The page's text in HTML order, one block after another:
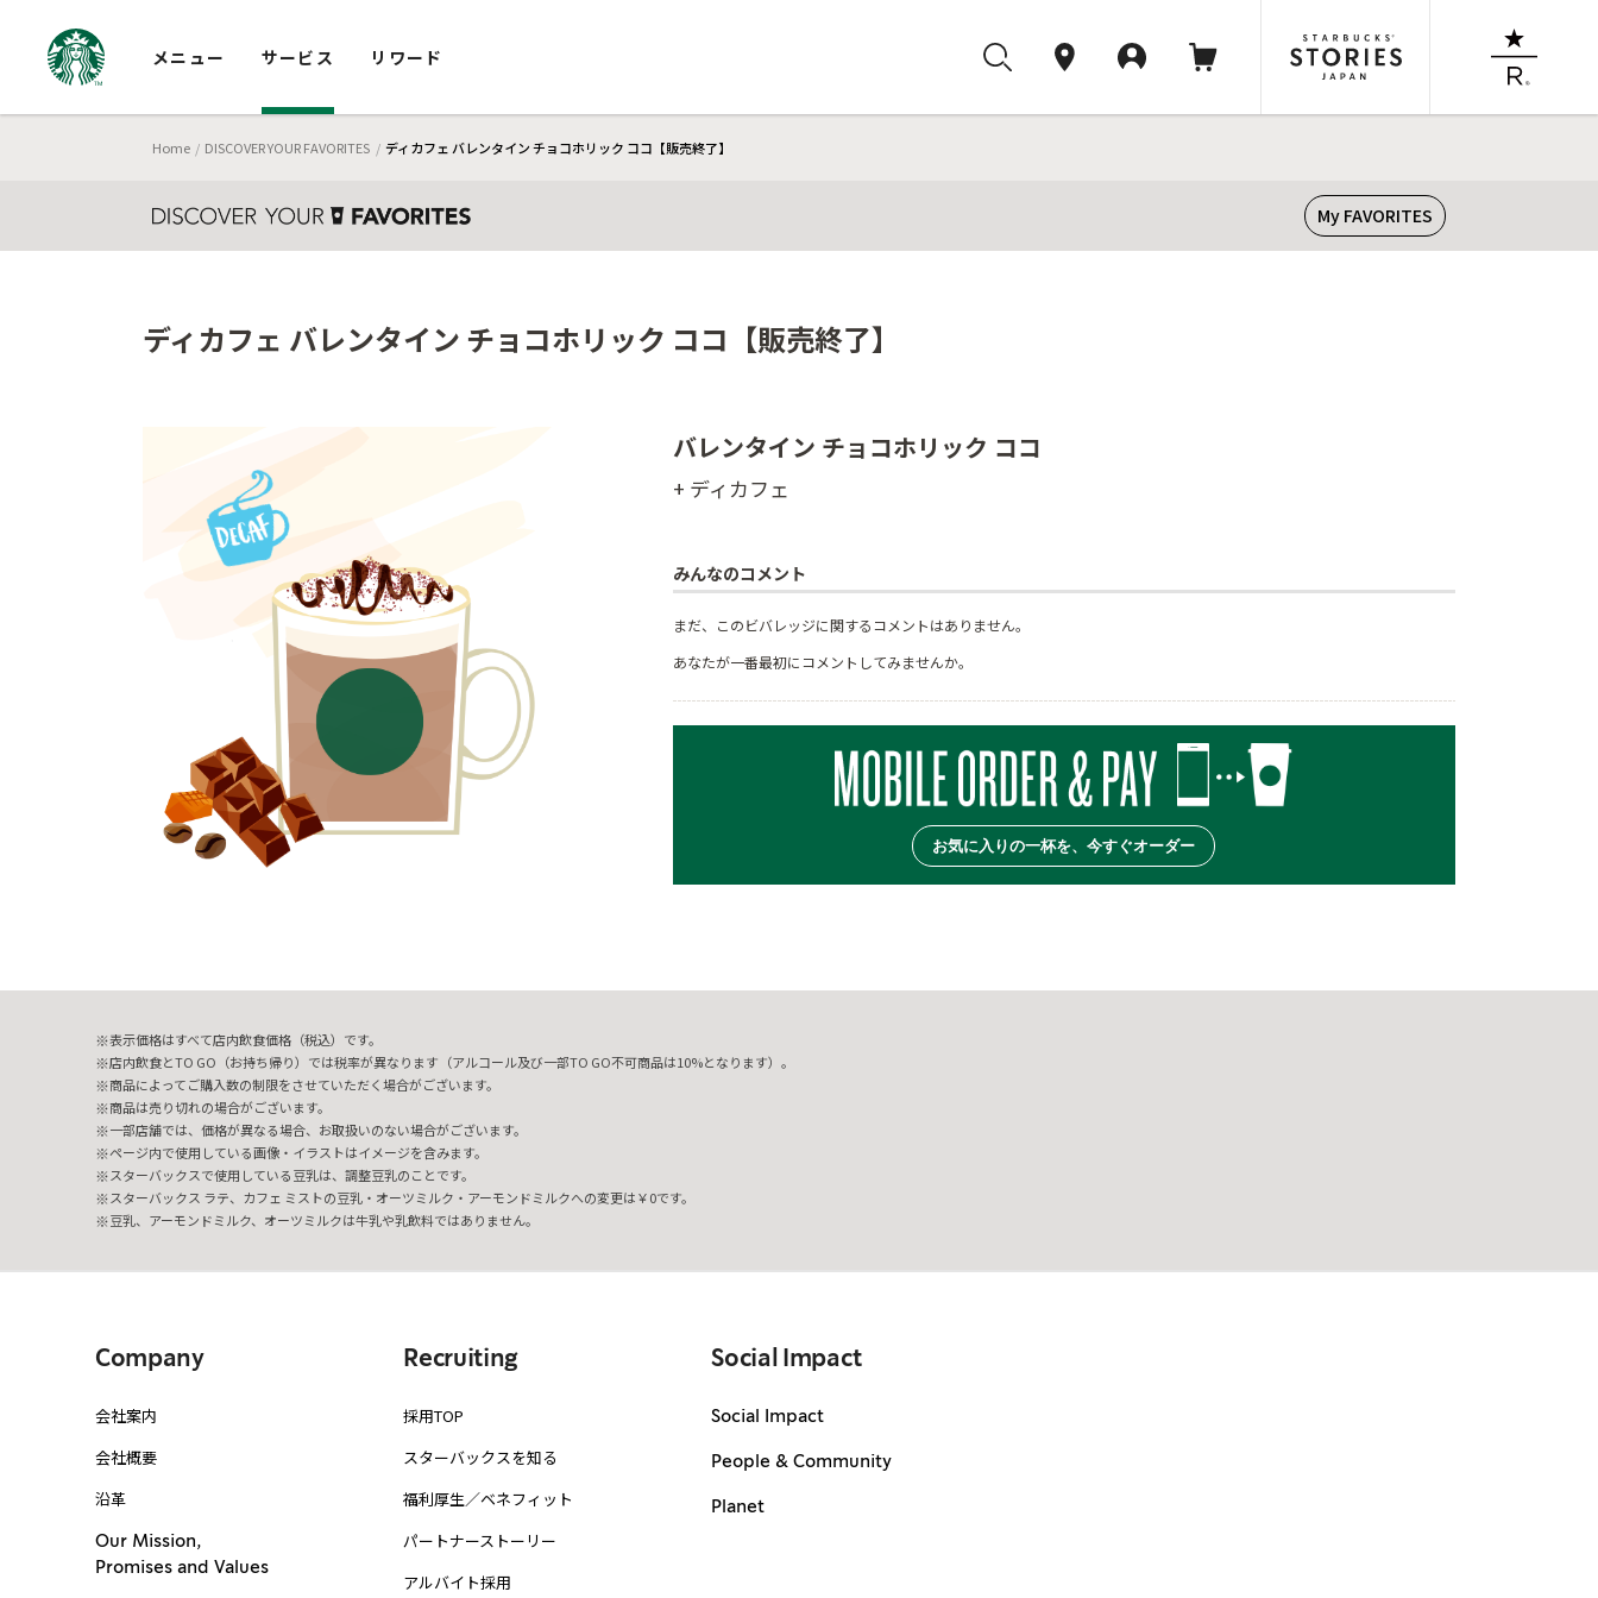
メニュー サービス リワード
Home DISCOVER YOUR FAVORITES ディカフェ バレンタイン チョコホリック ココ【販売終了】
My FAVORITES
ディカフェ バレンタイン チョコホリック ココ【販売終了】
バレンタイン チョコホリック ココ
+ ディカフェ
みんなのコメント
まだ、このビバレッジに関するコメントはありません。
あなたが一番最初にコメントしてみませんか。
お気に入りの一杯を、今すぐオーダー
表示価格はすべて店内飲食価格（税込）です。
店内飲食とTO GO（お持ち帰り）では税率が異なります（アルコール及び一部TO GO不可商品は10%となります）。
商品によってご購入数の制限をさせていただく場合がございます。
商品は売り切れの場合がございます。
一部店舗では、価格が異なる場合、お取扱いのない場合がございます。
ページ内で使用している画像・イラストはイメージを含みます。
スターバックスで使用している豆乳は、調整豆乳のことです。
スターバックス ラテ、カフェ ミストの豆乳・オーツミルク・アーモンドミルクへの変更は￥0です。
豆乳、アーモンドミルク、オーツミルクは牛乳や乳飲料ではありません。
Company
会社案内
会社概要
沿革
Our Mission,
Promises and Values
Recruiting
採用TOP
スターバックスを知る
福利厚生／ベネフィット
パートナーストーリー
アルバイト採用
Social Impact
Social Impact
People & Community
Planet